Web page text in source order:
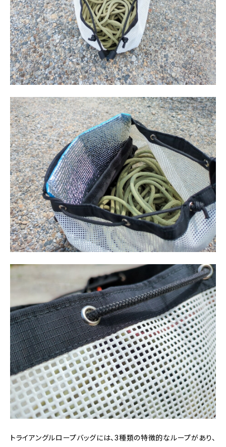
トライアングルロープバッグには、3種類の特徴的なループがあり、